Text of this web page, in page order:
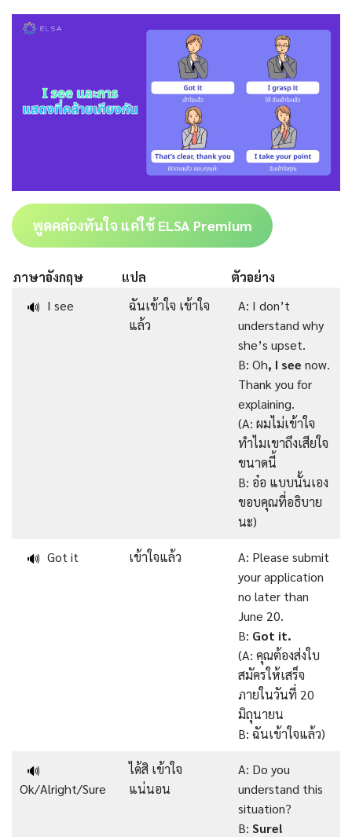
พูดคล่องทันใจ แค่ใช้ ELSA Premium
ภาษาอังกฤษ แปล
ตัวอย่าง
🔊 I see
ฉันเข้าใจ เข้าใจ
แล้ว
A: I don’t
understand why
she’s upset.
B: Oh, I see now.
Thank you for
explaining.
(A: ผมไม่เข้าใจ
ทำไมเขาถึงเสียใจ
ขนาดนี้
B: อ๋อ แบบนั้นเอง
ขอบคุณที่อธิบาย
นะ)
🔊 Got it เข้าใจแล้ว
A: Please submit
your application
no later than
June 20.
B: Got it.
(A: คุณต้องส่งใบ
สมัครให้เสร็จ
ภายในวันที่ 20
มิถุนายน
B: ฉันเข้าใจแล้ว)
🔊
Ok/Alright/Sure
ได้สิ เข้าใจ
แน่นอน
A: Do you
understand this
situation?
B: Sure!